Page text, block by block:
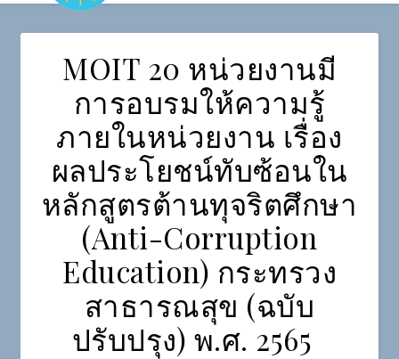
MOIT 20 หน่วยงานมี
การอบรมให้ความรู้
ภายในหน่วยงาน เรื่อง
ผลประโยชน์ทับซ้อนใน
หลักสูตรต้านทุจริตศึกษา
(Anti-Corruption
Education) กระทรวง
สาธารณสุข (ฉบับ
ปรับปรุง) พ.ศ. 2565